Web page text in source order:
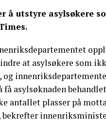
å utstyre asylsøkere
at asylsøkere som
asylsøknaden
antallet plasser på